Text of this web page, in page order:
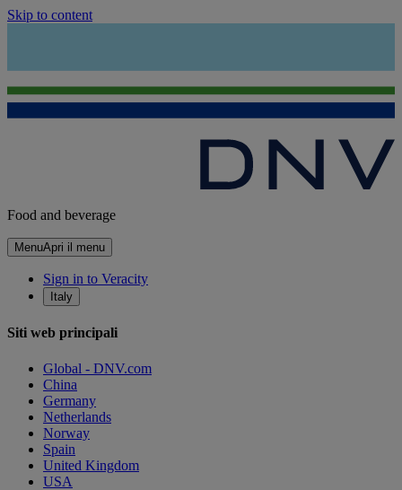
Skip to content
Food and beverage
MenuApri il menu
Sign in to Veracity
Italy
Siti web principali
Global - DNV.com
China
Germany
Netherlands
Norway
Spain
United Kingdom
USA